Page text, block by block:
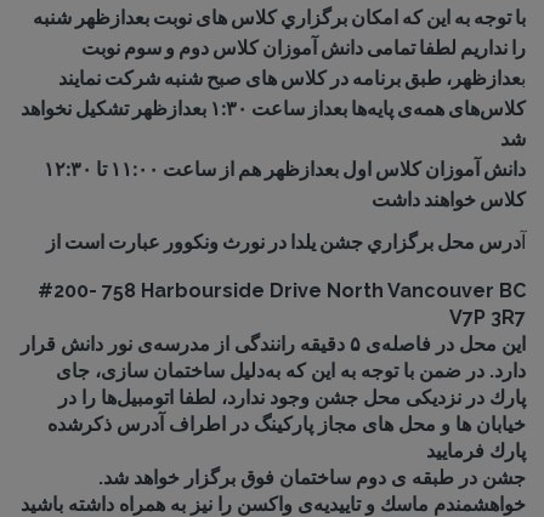
با توجه به اين كه امكان برگزاري كلاس هاى نوبت بعدازظهر شنبه
را نداريم لطفا تمامى دانش آموزان كلاس دوم و سوم نوبت
بعدازظهر، طبق برنامه در كلاس هاى صبح شنبه شركت نمایند
كلاس‌هاى همه‌ى پايه‌ها بعداز ساعت ١:٣٠ بعدازظهر تشكيل نخواهد
شد
دانش آموزان كلاس اول بعدازظهر هم از ساعت ١١:٠٠ تا ١٢:٣٠
كلاس خواهند داشت
آدرس محل برگزاري جشن يلدا در نورث ونکوور عبارت است از
#200- 758 Harbourside Drive North Vancouver BC
V7P 3R7
این محل در فاصله‌ی ۵ دقیقه رانندگی از مدرسه‌ی نور دانش قرار
دارد. در ضمن با توجه به اين كه به‌دليل ساختمان سازى، جاى
پارك در نزديكی محل جشن وجود ندارد، لطفا اتومبیل‌ها را در
خيابان ها و محل هاى مجاز پاركينگ در اطراف آدرس ذکر‌شده
پارك فرماييد
جشن در طبقه ى دوم ساختمان فوق برگزار خواهد شد.
خواهشمندم ماسك و تاييدیه‌ى واكسن را نیز به همراه داشته باشيد